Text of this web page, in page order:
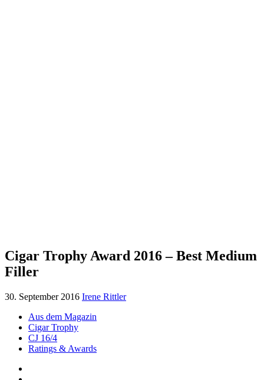
Cigar Trophy Award 2016 – Best Medium
Filler
30. September 2016 Irene Rittler
Aus dem Magazin
Cigar Trophy
CJ 16/4
Ratings & Awards